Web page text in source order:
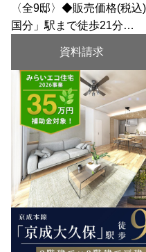
〈全9邸〉◆販売価格(税
国分」駅まで徒歩21分…
資料請求